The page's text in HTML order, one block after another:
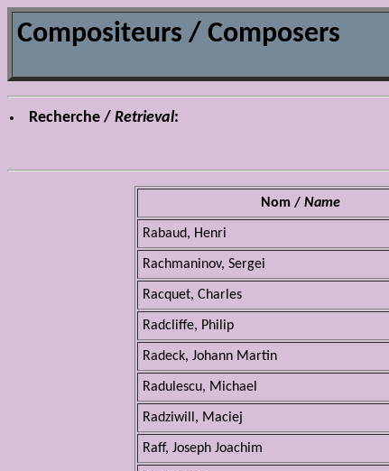
Compositeurs / Composers
Recherche / Retrieval:
Nom / Name
Rabaud, Henri
Rachmaninov, Sergei
Racquet, Charles
Radcliffe, Philip
Radeck, Johann Martin
Radulescu, Michael
Radziwill, Maciej
Raff, Joseph Joachim